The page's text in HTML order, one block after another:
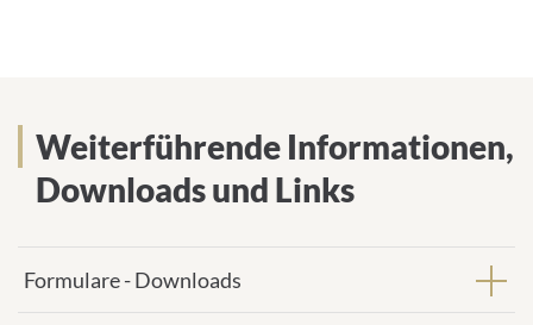
A
Weiterführende Informationen
Weiterführende Informationen,
Downloads und Links
Formulare - Downloads